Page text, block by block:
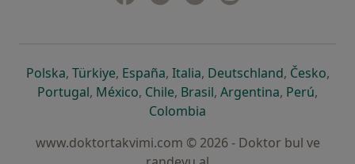
Polskayeni bir sekmede açılır
, Türkiyeyeni bir sekmede açılır
, Españayeni bir sekmede açılır
, Italiayeni bir sekmede açılır
, Deutschlandyeni bir
, Českoyeni
,
Portugalyeni bir sekmede açılır
, Méxicoyeni bir sekmede açılır
, Chileyeni bir sekmede açılır
, Brasilyeni bir sekmede açılır
, Argentinayeni bir
, Perúyeni
,
Colombia
www.doktortakvimi.com © 2026 - Doktor bul ve